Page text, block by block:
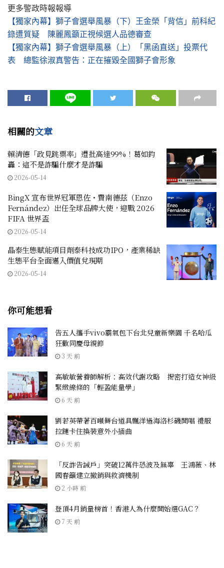
更多警政時報報導
【獨家內幕】獅子會選舉風暴（下）王金榮「背信」前科紀
錄遭質疑 陳麗鳳籲正視候選人品德審查
【獨家內幕】獅子會選舉風暴（上）「黑函直送」投票代
表 總監徐淑真警告：正在摧毀全國獅子會形象
相關的文章
賴清德「政見跳票率」遭批高達99%！葛如鈞
轟：這不是詐騙什麼才是詐騙
2026-05-14
BingX 宣布世界冠軍恩佐・費南德茲（Enzo
Fernández）出任全球品牌大使，迎戰 2026
FIFA 世界盃
2026-05-14
晶泰生態賦能項目劑泰科技成功IPO，產業稀缺
生態平台全面邁入價值兌現期
2026-05-14
你可能想看
告五人攜手vivo霸氣包下台北兒童新樂園 千名哈瓜
狂歡同慶母親節
3 天 前
高敏敏營養師解析：高效代謝攻略 揭密打造女神級
緊緻線條的「輕盈能量學」
6 天 前
劉若英帶著百噸舞台道具飄洋過海洛杉磯開唱 禮服
拉鏈卡住換裝意外小插曲
6 天 前
「反詐告誡戶」突破12萬件恐波及無辜 王鴻薇、林
國春籲建立撤銷與救濟機制
2 小時 前
登頂4月銷量榜首！香港人為什麼開始選GAC？
7 天 前